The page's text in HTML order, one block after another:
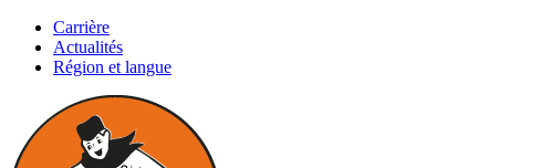
Carrière
Actualités
Région et langue